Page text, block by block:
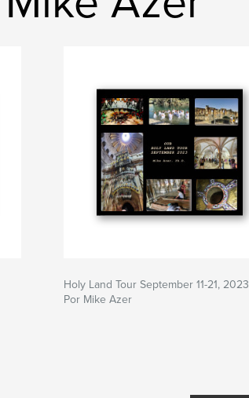
Holy Land Tour September 11-21, 2023
Por Mike Azer